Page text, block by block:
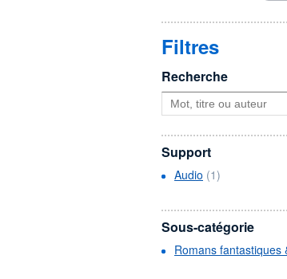
Filtres
Recherche
Support
Audio (1)
Sous-catégorie
Romans fantastiques